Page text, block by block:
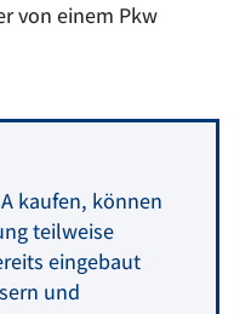
von einem Pkw
kaufen, können
teilweise
eingebaut
und